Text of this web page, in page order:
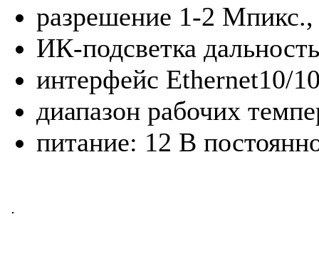
разрешение 1-2 Мпикс.,
ИК-подсветка
интерфейс Ethernet10/
диапазон рабочих
питание: 12 В